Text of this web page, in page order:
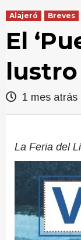
Alajeró Breves
El
lustro
1 mes atrás
La Feria del